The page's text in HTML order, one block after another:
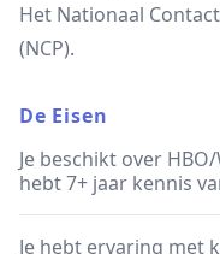
Het Nationaal
(NCP).
De Eisen
Je beschikt over
hebt 7+ jaar kennis
Je hebt ervaring met